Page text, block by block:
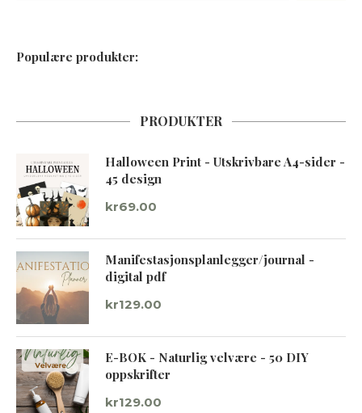
Populære produkter:
PRODUKTER
Halloween Print - Utskrivbare A4-sider -
45 design
kr69.00
Manifestasjonsplanlegger/journal -
digital pdf
kr129.00
E-BOK - Naturlig velvære - 50 DIY
oppskrifter
kr129.00